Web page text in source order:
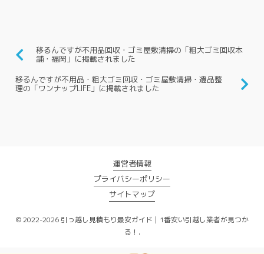
移るんですが不用品回収・ゴミ屋敷清掃の「粗大ゴミ回収本
舗・福岡」に掲載されました
移るんですが不用品・粗大ゴミ回収・ゴミ屋敷清掃・遺品整
理の「ワンナップLIFE」に掲載されました
運営者情報
プライバシーポリシー
サイトマップ
© 2022-2026 引っ越し見積もり最安ガイド｜1番安い引越し業者が見つか
る！.